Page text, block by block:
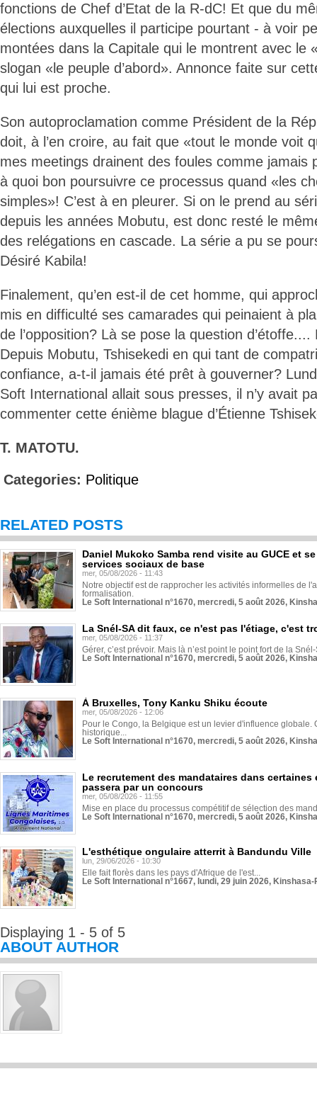
fonctions de Chef d’Etat de la R-dC! Et que du
élections auxquelles il participe pourtant - à voir
montées dans la Capitale qui le montrent avec le
slogan «le peuple d’abord». Annonce faite sur
qui lui est proche.
Son autoproclamation comme Président de la
doit, à l’en croire, au fait que «tout le monde voit
mes meetings drainent des foules comme jamais
à quoi bon poursuivre ce processus quand «les
simples»! C’est à en pleurer. Si on le prend au
depuis les années Mobutu, est donc resté le
des relégations en cascade. La série a pu se
Désiré Kabila!
Finalement, qu’en est-il de cet homme, qui
mis en difficulté ses camarades qui peinaient à
de l’opposition? Là se pose la question d’étoffe....
Depuis Mobutu, Tshisekedi en qui tant de
confiance, a-t-il jamais été prêt à gouverner?
Soft International allait sous presses, il n’y avait
commenter cette énième blague d’Étienne
T. MATOTU.
Categories: Politique
RELATED POSTS
Daniel Mukoko Samba rend visite au GUCE et
services sociaux de base
mer, 05/08/2026 - 11:43
Notre objectif est de rapprocher les activités informelles de
formalisation.
Le Soft International n°1670, mercredi, 5 août 2026,
La Snél-SA dit faux, ce n'est pas l'étiage, c'est
mer, 05/08/2026 - 11:37
Gérer, c’est prévoir. Mais là n’est point le point fort de la
Le Soft International n°1670, mercredi, 5 août 2026,
À Bruxelles, Tony Kanku Shiku écoute
mer, 05/08/2026 - 12:06
Pour le Congo, la Belgique est un levier d'influence globale.
historique...
Le Soft International n°1670, mercredi, 5 août 2026,
Le recrutement des mandataires dans
passera par un concours
mer, 05/08/2026 - 11:55
Mise en place du processus compétitif de sélection des
Le Soft International n°1670, mercredi, 5 août 2026,
L'esthétique ongulaire atterrit à Bandundu Ville
lun, 29/06/2026 - 10:30
Elle fait florès dans les pays d'Afrique de l'est...
Le Soft International n°1667, lundi, 29 juin 2026,
Displaying 1 - 5 of 5
ABOUT AUTHOR